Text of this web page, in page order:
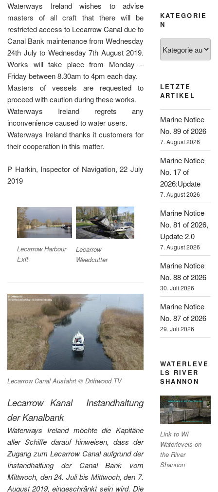
Waterways Ireland wishes to advise
masters of all craft that there will be
restricted access to Lecarrow Canal due to
Canal Bank maintenance from Wednesday
24th July to Wednesday 7th August 2019.
Works will take place from Monday –
Friday between 8.30am to 4pm each day.
Masters of vessels are requested to
proceed with caution during these works.
Waterways Ireland regrets any
inconvenience caused to water users.
Waterways Ireland thanks it customers for
their cooperation in this matter.
P Harkin, Inspector of Navigation, 22 July
2019
Lecarrow Harbour
Exit
Lecarrow
Weedcutter
Lecarrow Canal Ausfahrt © Driftwood.TV
Lecarrow Kanal Instandhaltung
der Kanalbank
Waterways Ireland möchte die Kapitäne
aller Schiffe darauf hinweisen, dass der
Zugang zum Lecarrow Canal aufgrund der
Instandhaltung der Canal Bank vom
Mittwoch, den 24. Juli bis Mittwoch, den 7.
August 2019, eingeschränkt sein wird. Die
KATEGORIE
N
LETZTE
ARTIKEL
Marine Notice
No. 89 of 2026
7. August 2026
Marine Notice
No. 17 of
2026:Update
7. August 2026
Marine Notice
No. 81 of 2026,
Update 2.0
7. August 2026
Marine Notice
No. 88 of 2026
30. Juli 2026
Marine Notice
No. 87 of 2026
29. Juli 2026
WATERLEVE
LS RIVER
SHANNON
Link to WI
Waterlevels on
the River
Shannon